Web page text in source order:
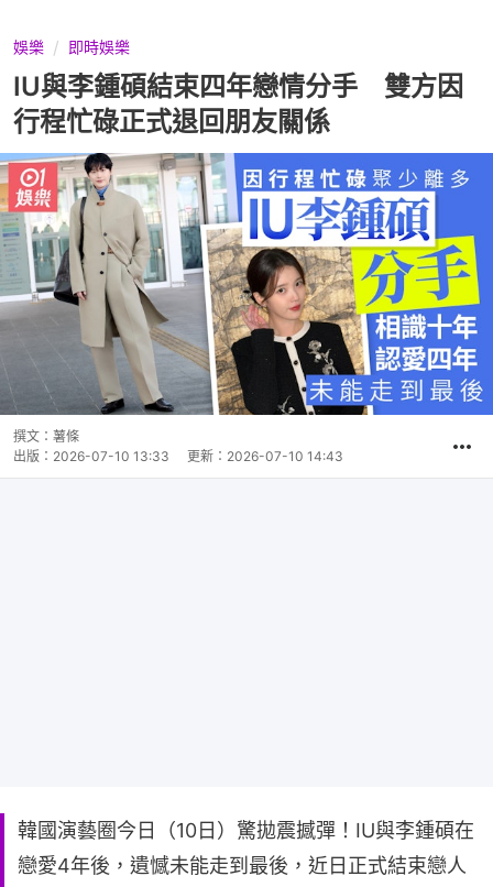
娛樂 即時娛樂
IU與李鍾碩結束四年戀情分手 雙方因
行程忙碌正式退回朋友關係
撰文： 薯條
出版： 2026-07-10 13:33 更新： 2026-07-10 14:43
韓國演藝圈今日（10日）驚拋震撼彈！IU與李鍾碩在
戀愛4年後，遺憾未能走到最後，近日正式結束戀人